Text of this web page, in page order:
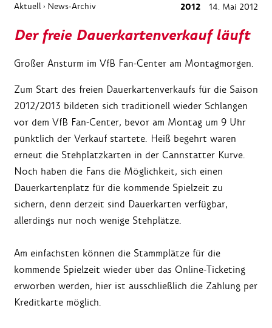
Aktuell › News-Archiv 2012 14. Mai 2012
Der freie Dauerkartenverkauf läuft
Großer Ansturm im VfB Fan-Center am Montagmorgen.
Zum Start des freien Dauerkartenverkaufs für die Saison
2012/2013 bildeten sich traditionell wieder Schlangen
vor dem VfB Fan-Center, bevor am Montag um 9 Uhr
pünktlich der Verkauf startete. Heiß begehrt waren
erneut die Stehplatzkarten in der Cannstatter Kurve.
Noch haben die Fans die Möglichkeit, sich einen
Dauerkartenplatz für die kommende Spielzeit zu
sichern, denn derzeit sind Dauerkarten verfügbar,
allerdings nur noch wenige Stehplätze.
Am einfachsten können die Stammplätze für die
kommende Spielzeit wieder über das Online-Ticketing
erworben werden, hier ist ausschließlich die Zahlung per
Kreditkarte möglich.